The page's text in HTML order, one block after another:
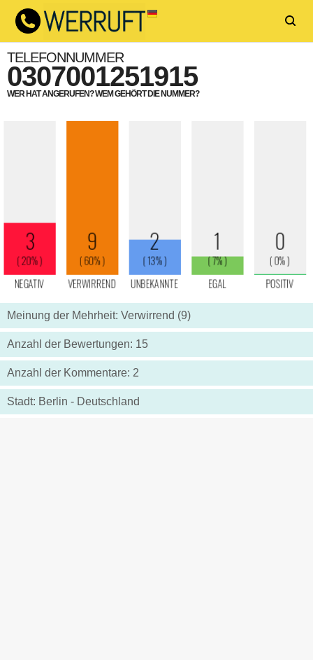
TELEFONNUMMER
0307001251915
WER HAT ANGERUFEN? WEM GEHÖRT DIE NUMMER?
Meinung der Mehrheit: Verwirrend (9)
Anzahl der Bewertungen: 15
Anzahl der Kommentare: 2
Stadt: Berlin - Deutschland